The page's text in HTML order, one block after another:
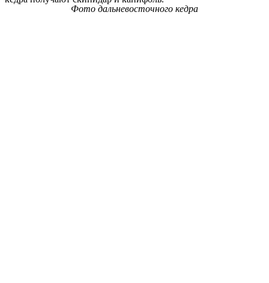
Фото дальневосточного кедра